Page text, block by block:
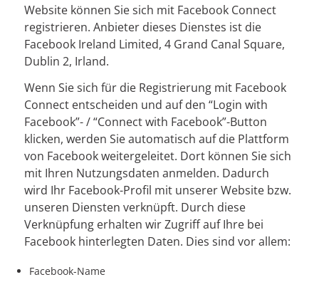
Website können Sie sich mit Facebook Connect
registrieren. Anbieter dieses Dienstes ist die
Facebook Ireland Limited, 4 Grand Canal Square,
Dublin 2, Irland.
Wenn Sie sich für die Registrierung mit Facebook
Connect entscheiden und auf den “Login with
Facebook”- / “Connect with Facebook”-Button
klicken, werden Sie automatisch auf die Plattform
von Facebook weitergeleitet. Dort können Sie sich
mit Ihren Nutzungsdaten anmelden. Dadurch
wird Ihr Facebook-Profil mit unserer Website bzw.
unseren Diensten verknüpft. Durch diese
Verknüpfung erhalten wir Zugriff auf Ihre bei
Facebook hinterlegten Daten. Dies sind vor allem:
Facebook-Name